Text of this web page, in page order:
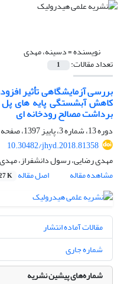
نویسنده =دسینه، مهدی
تعداد مقالات: 1
بررسی آزمایشگاهی تأثیر
کاهش آبشستگی پایه های پل
برداشت مصالح رودخانه ای
دوره 13، شماره 3، پاییز 1397، صفحه
10.30482/jhyd.2018.81358
مهدی رضایی، رسول دانشفراز،
مشاهده مقاله
اصل مقاله K
مقالات آماده انتشار
شماره جاری
شماره‌های پیشین نشریه